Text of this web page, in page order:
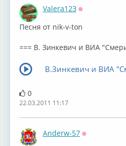
Valera123
Песня от nik-v-ton
=== В. Зинкевич и ВИА
В.Зинкевич и ВИА
0
22.03.2011 11:17
Anderw-57